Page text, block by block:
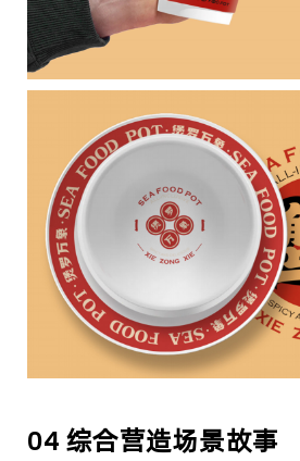
04 综合营造场景故事